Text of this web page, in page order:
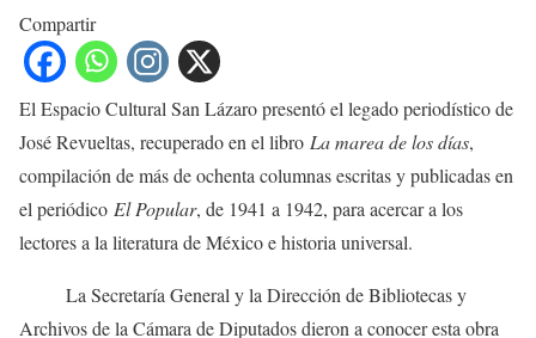
Compartir
El Espacio Cultural San Lázaro presentó el legado periodístico de
José Revueltas, recuperado en el libro La marea de los días,
compilación de más de ochenta columnas escritas y publicadas en
el periódico El Popular, de 1941 a 1942, para acercar a los
lectores a la literatura de México e historia universal.
La Secretaría General y la Dirección de Bibliotecas y
Archivos de la Cámara de Diputados dieron a conocer esta obra